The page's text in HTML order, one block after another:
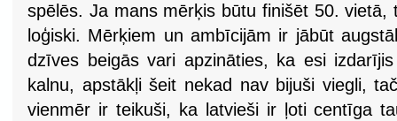
spēlēs. Ja mans mērķis būtu finišēt 50.
loģiski. Mērķiem un ambīcijām ir jābūt
dzīves beigās vari apzināties, ka esi
kalnu, apstākļi šeit nekad nav bijuši viegli,
vienmēr ir teikuši, ka latvieši ir ļoti centīga